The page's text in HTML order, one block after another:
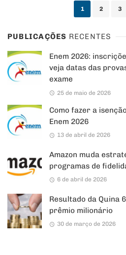
1 2 3
PUBLICAÇÕES RECENTES
Enem 2026:
veja datas das
exame
25 de maio de 2026
Como fazer a
Enem 2026
13 de abril de 2026
Amazon muda
programas de
6 de abril de 2026
Resultado da Quina
prêmio milionário
30 de março de 2026